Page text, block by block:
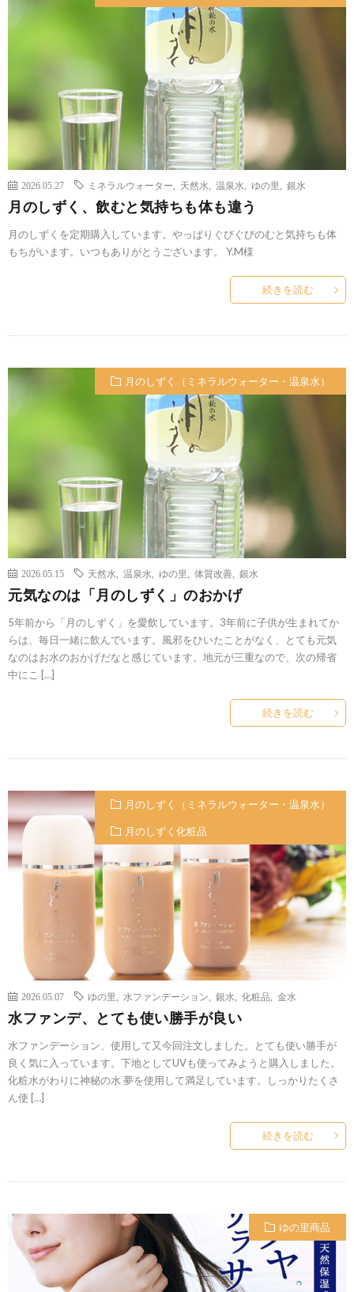
2026.05.27 ミネラルウォーター 天然水 温泉水 ゆの里 銀水
月のしずく、飲むと気持ちも体も違う
月のしずくを定期購入しています。やっぱりぐびぐびのむと気持ちも体
もちがいます。いつもありがとうございます。 Y.M様
続きを読む
月のしずく（ミネラルウォーター・温泉水）
2026.05.15 天然水 温泉水 ゆの里 体質改善 銀水
元気なのは「月のしずく」のおかげ
5年前から「月のしずく」を愛飲しています。3年前に子供が生まれてか
らは、毎日一緒に飲んでいます。風邪をひいたことがなく、とても元気
なのはお水のおかげだなと感じています。地元が三重なので、次の帰省
中にこ […]
続きを読む
月のしずく（ミネラルウォーター・温泉水）
月のしずく化粧品
2026.05.07 ゆの里 水ファンデーション 銀水 化粧品 金水
水ファンデ、とても使い勝手が良い
水ファンデーション、使用して又今回注文しました。とても使い勝手が
良く気に入っています。下地としてUVも使ってみようと購入しました。
化粧水がわりに神秘の水 夢を使用して満足しています。しっかりたくさ
ん使 […]
続きを読む
ゆの里商品